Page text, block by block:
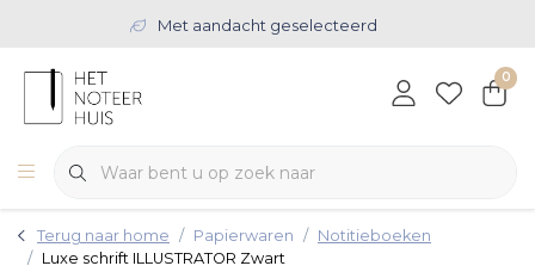
Met aandacht geselecteerd
0
Terug naar home Papierwaren
Notitieboeken
Luxe schrift ILLUSTRATOR Zwart